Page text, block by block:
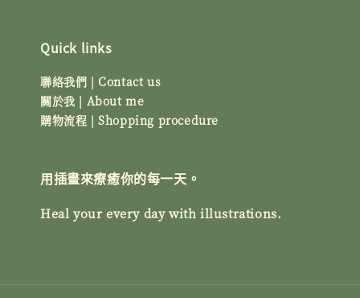
Quick links
聯絡我們 | Contact us
關於我 | About me
購物流程 | Shopping procedure
用插畫來療癒你的每一天。
Heal your every day with illustrations.